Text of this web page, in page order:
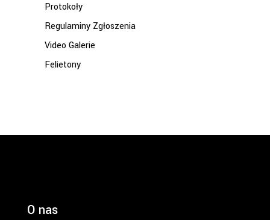
Protokoły
Regulaminy Zgłoszenia
Video Galerie
Felietony
O nas